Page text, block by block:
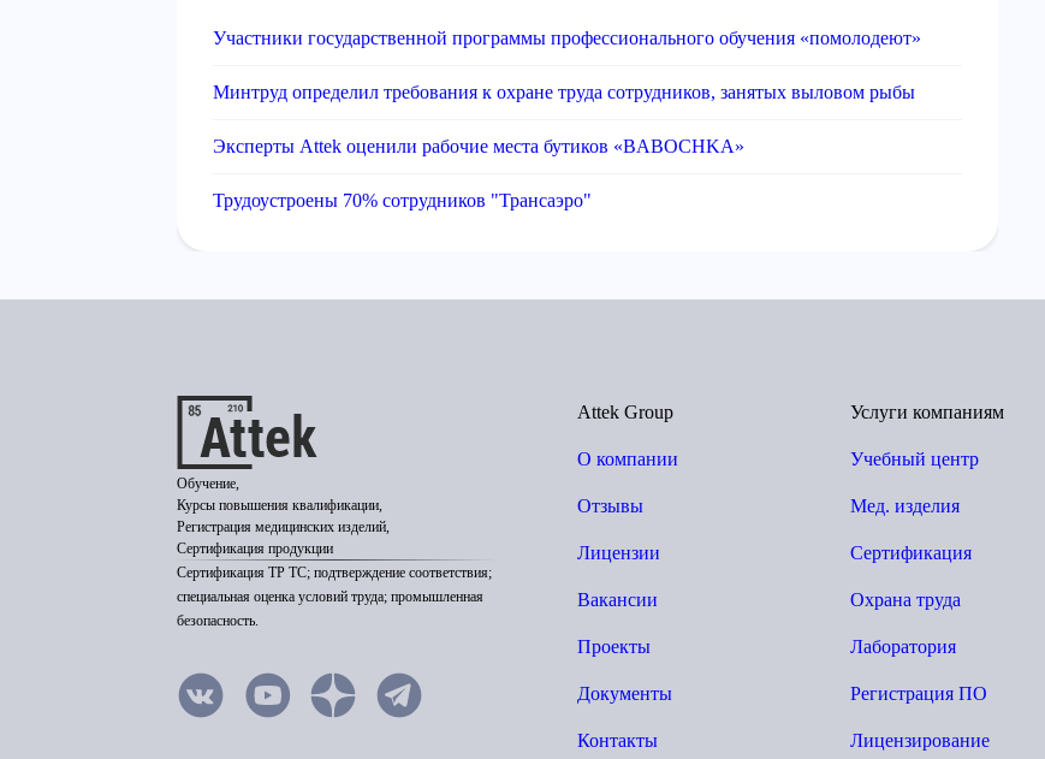
Участники государственной программы профессионального обучения «помолодеют»
Минтруд определил требования к охране труда сотрудников, занятых выловом рыбы
Эксперты Attek оценили рабочие места бутиков «BABOCHKA»
Трудоустроены 70% сотрудников "Трансаэро"
Обучение,
Курсы повышения квалификации,
Регистрация медицинских изделий,
Сертификация продукции
Сертификация ТР ТС; подтверждение соответствия;
специальная оценка условий труда; промышленная
безопасность.
Attek Group
О компании
Отзывы
Лицензии
Вакансии
Проекты
Документы
Контакты
Услуги компаниям
Учебный центр
Мед. изделия
Сертификация
Охрана труда
Лаборатория
Регистрация ПО
Лицензирование